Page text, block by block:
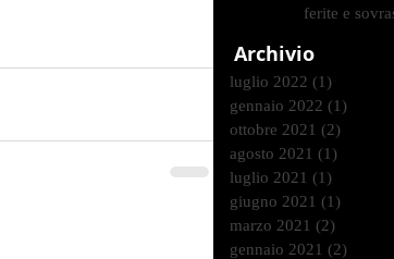
ferite e
Archivio
luglio 2022 (1)
gennaio 2022 (1)
ottobre 2021 (2)
agosto 2021 (1)
luglio 2021 (1)
giugno 2021 (1)
marzo 2021 (2)
gennaio 2021 (2)